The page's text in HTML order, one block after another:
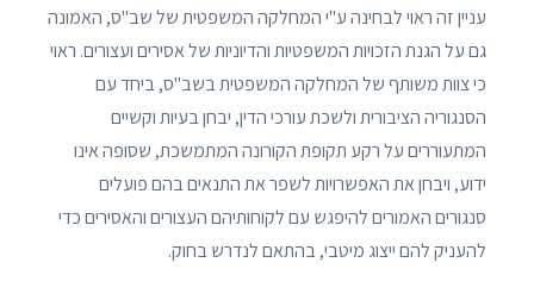
עניין זה ראוי לבחינה ע"י המחלקה המשפטית של שב"ס, האמונה
גם על הגנת הזכויות המשפטיות והדיוניות של אסירים ועצורים. ראוי
כי צוות משותף של המחלקה המשפטית בשב"ס, ביחד עם
הסנגוריה הציבורית ולשכת עורכי הדין, יבחן בעיות וקשיים
המתעוררים על רקע תקופת הקורונה המתמשכת, שסופה אינו
ידוע, ויבחן את האפשרויות לשפר את התנאים בהם פועלים
סנגורים האמורים להיפגש עם לקוחותיהם העצורים והאסירים כדי
להעניק להם ייצוג מיטבי, בהתאם לנדרש בחוק.